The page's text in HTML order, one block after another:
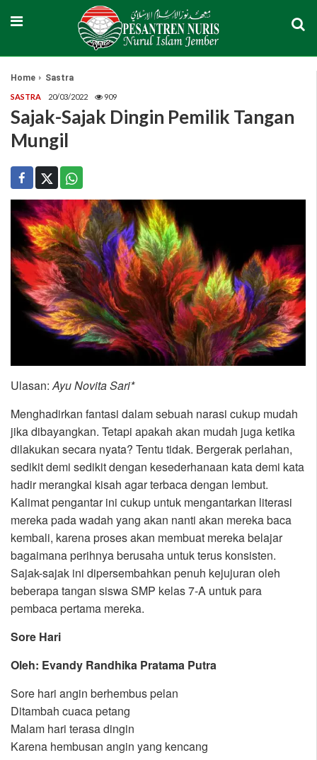
Home Sastra
SASTRA 20/03/2022 909
Sajak-Sajak Dingin Pemilik Tangan
Mungil
Ulasan:Ayu Novita Sari*
Menghadirkan fantasi dalam sebuah narasi cukup mudah
jika dibayangkan. Tetapi apakah akan mudah juga ketika
dilakukan secara nyata? Tentu tidak. Bergerak perlahan,
sedikit demi sedikit dengan kesederhanaan kata demi kata
hadir merangkai kisah agar terbaca dengan lembut.
Kalimat pengantar ini cukup untuk mengantarkan literasi
mereka pada wadah yang akan nanti akan mereka baca
kembali, karena proses akan membuat mereka belajar
bagaimana perihnya berusaha untuk terus konsisten.
Sajak-sajak ini dipersembahkan penuh kejujuran oleh
beberapa tangan siswa SMP kelas 7-A untuk para
pembaca pertama mereka.
Sore Hari
Oleh: Evandy Randhika Pratama Putra
Sore hari angin berhembus pelan
Ditambah cuaca petang
Malam hari terasa dingin
Karena hembusan angin yang kencang